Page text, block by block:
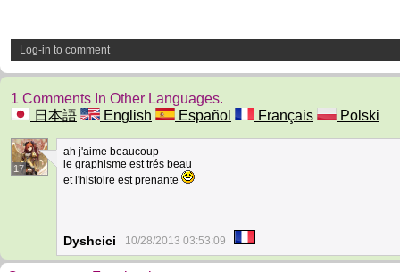
Log-in to comment
1 Comments In Other Languages.
日本語
English Español Français Polski
17
ah j'aime beaucoup
le graphisme est trés beau
et l'histoire est prenante
Dyshcici 10/28/2013 03:53:09